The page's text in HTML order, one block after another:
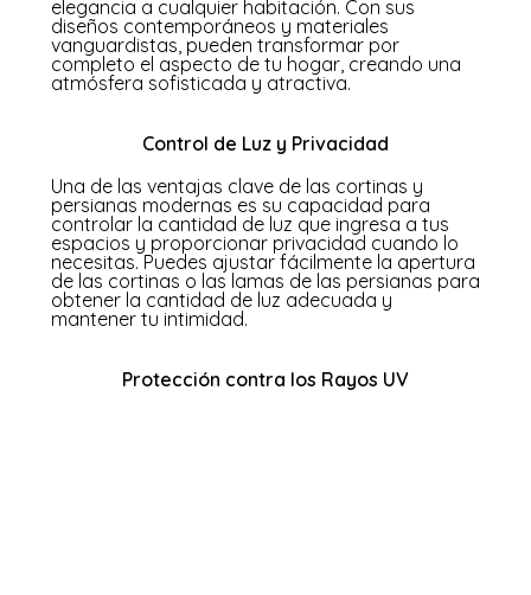
elegancia a cualquier habitación. Con sus
diseños contemporáneos y materiales
vanguardistas, pueden transformar por
completo el aspecto de tu hogar, creando una
atmósfera sofisticada y atractiva.
Control de Luz y Privacidad
Una de las ventajas clave de las cortinas y
persianas modernas es su capacidad para
controlar la cantidad de luz que ingresa a tus
espacios y proporcionar privacidad cuando lo
necesitas. Puedes ajustar fácilmente la apertura
de las cortinas o las lamas de las persianas para
obtener la cantidad de luz adecuada y
mantener tu intimidad.
Protección contra los Rayos UV